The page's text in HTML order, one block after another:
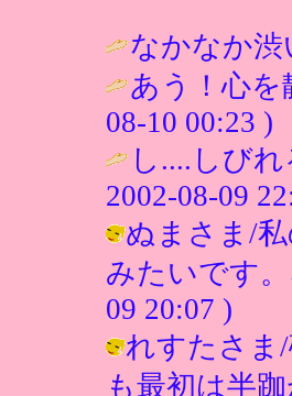
なかなか
あう！心
08-10 00:23 )
し....しび
2002-08-09
ぬまさま/
みたいです
09 20:07 )
れすたさま
も最初は半